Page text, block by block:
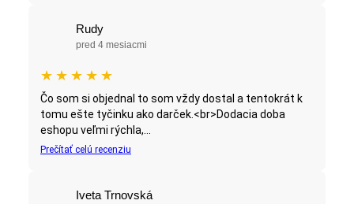
Rudy
pred 4 mesiacmi
★ ★ ★ ★ ★
Čo som si objednal to som vždy dostal a tentokrát k
tomu ešte tyčinku ako darček.<br>Dodacia doba
eshopu veľmi rýchla,...
Prečítať celú recenziu
Iveta Trnovská